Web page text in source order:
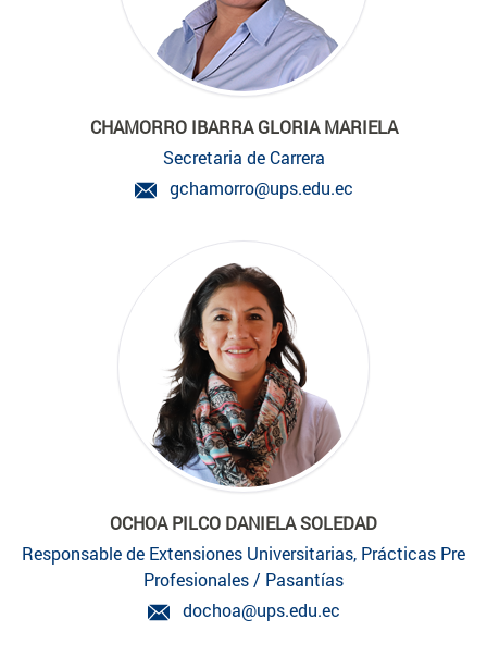
CHAMORRO IBARRA GLORIA MARIELA
Secretaria de Carrera
gchamorro@ups.edu.ec
OCHOA PILCO DANIELA SOLEDAD
Responsable de Extensiones Universitarias, Prácticas Pre
Profesionales / Pasantías
dochoa@ups.edu.ec